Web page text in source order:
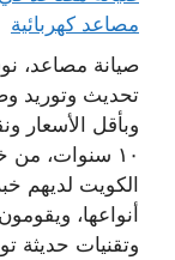
مصاعد كهربائية
صيانة مصاعد،
تحديث وتوريد
وبأقل الأسعار
١٠ سنوات،
الكويت لديهم
أنواعها،
وتقنيات حديثة